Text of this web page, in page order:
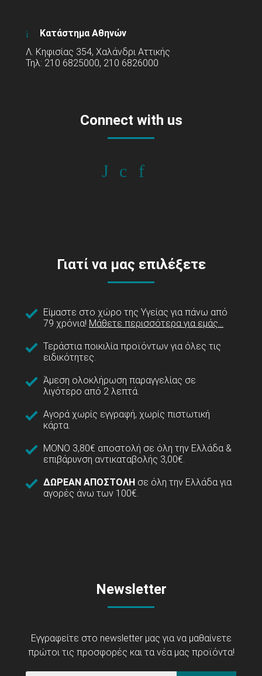
Κατάστημα Αθηνών
Λ. Κηφισίας 354, Χαλάνδρι Αττικής
Τηλ: 210 6825000, 210 6826000
Connect with us
Γιατί να μας επιλέξετε
Είμαστε στο χώρο της Υγείας για πάνω από
79 χρόνια! Μάθετε περισσότερα για εμάς...
Τεράστια ποικιλία προϊόντων για όλες τις
ειδικότητες.
Άμεση ολοκλήρωση παραγγελίας σε
λιγότερο από 2 λεπτά.
Αγορά χωρίς εγγραφή, χωρίς πιστωτική
κάρτα.
ΜΟΝΟ 3,80€ αποστολή σε όλη την Ελλάδα &
επιβάρυνση αντικαταβολής 3,00€.
ΔΩΡΕΑΝ ΑΠΟΣΤΟΛΗ σε όλη την Ελλάδα για
αγορές άνω των 100€.
Newsletter
Εγγραφείτε στο newsletter μας για να μαθαίνετε
πρώτοι τις προσφορές και τα νέα μας προϊόντα!